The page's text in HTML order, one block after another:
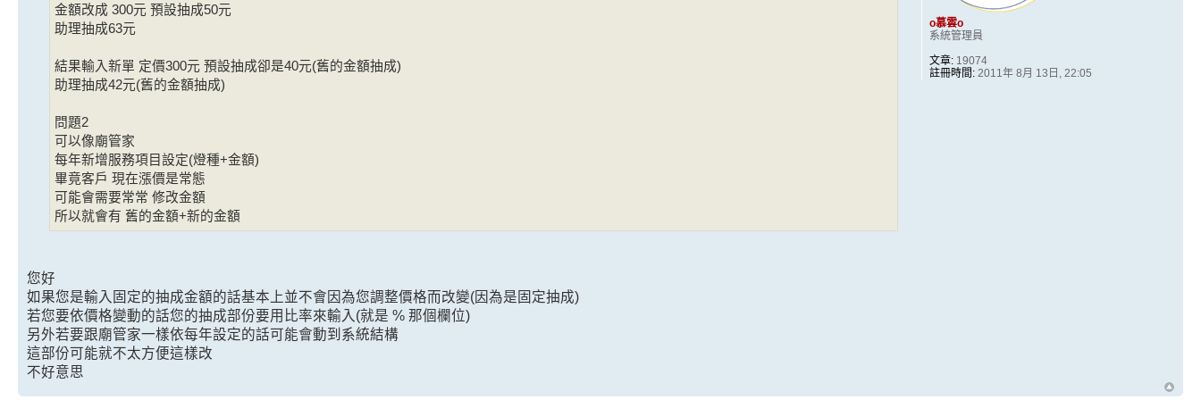
金額改成 300元 預設抽成50元
助理抽成63元
結果輸入新單 定價300元 預設抽成卻是40元(舊的金額抽成)
助理抽成42元(舊的金額抽成)
問題2
可以像廟管家
每年新增服務項目設定(燈種+金額)
畢竟客戶 現在漲價是常態
可能會需要常常 修改金額
所以就會有 舊的金額+新的金額
您好
如果您是輸入固定的抽成金額的話基本上並不會因為您調整價格而改變(因為是固定抽成)
若您要依價格變動的話您的抽成部份要用比率來輸入(就是 % 那個欄位)
另外若要跟廟管家一樣依每年設定的話可能會動到系統結構
這部份可能就不太方便這樣改
不好意思
o慕雲o
系統管理員
文章:19074
註冊時間:2011年 8月 13日, 22:05